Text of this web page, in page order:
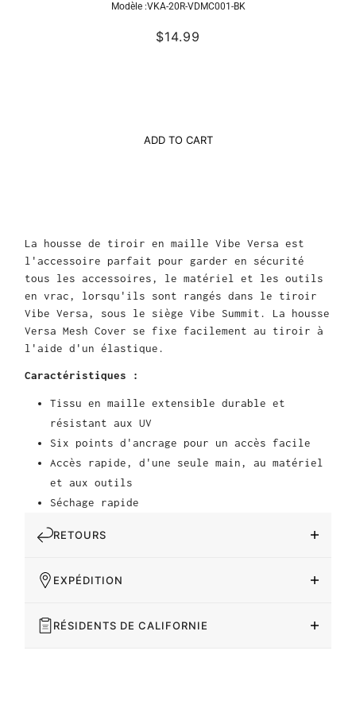
Modèle :VKA-20R-VDMC001-BK
$14.99
ADD TO CART
La housse de tiroir en maille Vibe Versa est
l'accessoire parfait pour garder en sécurité
tous les accessoires, le matériel et les outils
en vrac, lorsqu'ils sont rangés dans le tiroir
Vibe Versa, sous le siège Vibe Summit. La housse
Versa Mesh Cover se fixe facilement au tiroir à
l'aide d'un élastique.
Caractéristiques :
Tissu en maille extensible durable et
résistant aux UV
Six points d'ancrage pour un accès facile
Accès rapide, d'une seule main, au matériel
et aux outils
Séchage rapide
RETOURS
EXPÉDITION
RÉSIDENTS DE CALIFORNIE